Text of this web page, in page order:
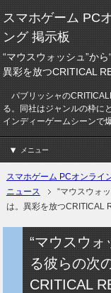
スマホゲーム PC
ング 掲示板
“マウスウォッシュ”か
異彩を放つCRITICAL
パブリッシャの
る。同社はジャンルの枠に
インディーゲームシーンで
メニュー
スマホゲーム PCオンライ
ニュース
“マウスウォ
は。異彩を放つCRITICAL
“マウスウォ
る彼らの次
CRITICAL